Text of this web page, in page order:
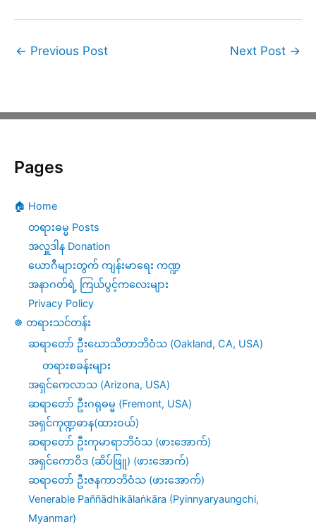
← Previous Post Next Post →
Pages
🏠 Home
တရားဓမ္မ Posts
အလှူဒါန Donation
ယောဂီများတွက် ကျန်းမာရေး ကဏ္ဍ
အနာဂတ်ရဲ့ ကြယ်ပွင့်ကလေးများ
Privacy Policy
☸️ တရားသင်တန်း
ဆရာတော် ဦးဃောသိတာဘိဝံသ (Oakland, CA, USA)
တရားစခန်းများ
အရှင်ကေလာသ (Arizona, USA)
ဆရာတော် ဦးဂရုဓမ္မ (Fremont, USA)
အရှင်ကုဏ္ဍဓာန(ထားဝယ်)
ဆရာတော် ဦးကုမာရာဘိဝံသ (ဖားအောက်)
အရှင်ကောဝိဒ (ဆိပ်ဖြူ) (ဖားအောက်)
ဆရာတော် ဦးဇနကာဘိဝံသ (ဖားအောက်)
Venerable Paññādhikālaṅkāra (Pyinnyaryaungchi,
Myanmar)